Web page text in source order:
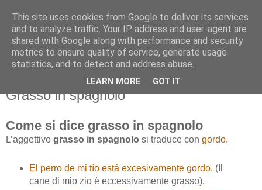
sabato 7 giugno 2014
Grasso in spagnolo
Come si dice grasso in spagnolo
L’aggettivo grasso in spagnolo si traduce con gordo.
El perro de mi tío está excesivamente gordo. (Il
cane di mio zio è eccessivamente grasso).
This site uses cookies from Google to deliver its services
and to analyze traffic. Your IP address and user-agent are
shared with Google along with performance and security
metrics to ensure quality of service, generate usage
statistics, and to detect and address abuse.
LEARN MORE GOT IT